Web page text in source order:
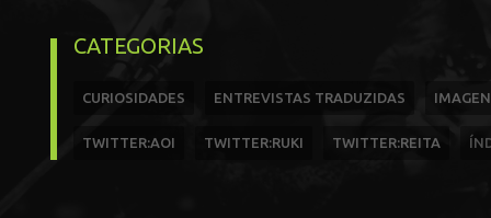
CATEGORIAS
CURIOSIDADES ENTREVISTAS TRADUZIDAS
TWITTER:AOI TWITTER:RUKI TWITTER:REITA